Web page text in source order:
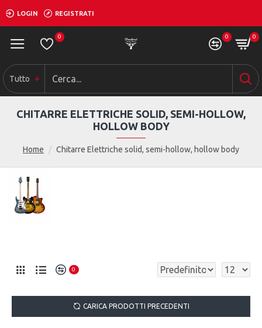
LOGIN REGISTRATI
0 0 0
Tutto
Home Chitarre Elettriche solid, semi-hollow, hollow body
CHITARRE ELETTRICHE SOLID, SEMI-HOLLOW,
HOLLOW BODY
0
CARICA PRODOTTI PRECEDENTI